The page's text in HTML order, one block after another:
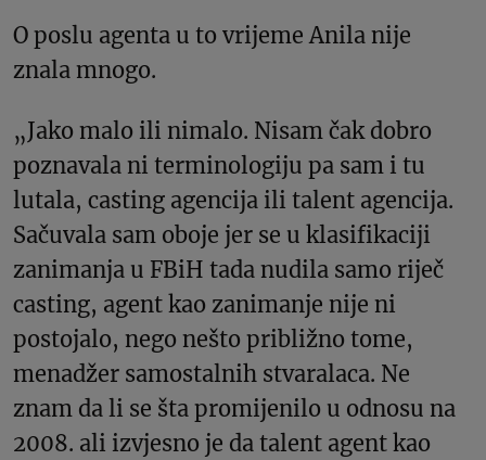
O poslu agenta u to vrijeme Anila nije
znala mnogo.
„Jako malo ili nimalo. Nisam čak dobro
poznavala ni terminologiju pa sam i tu
lutala, casting agencija ili talent agencija.
Sačuvala sam oboje jer se u klasifikaciji
zanimanja u FBiH tada nudila samo riječ
casting, agent kao zanimanje nije ni
postojalo, nego nešto približno tome,
menadžer samostalnih stvaralaca. Ne
znam da li se šta promijenilo u odnosu na
2008. ali izvjesno je da talent agent kao